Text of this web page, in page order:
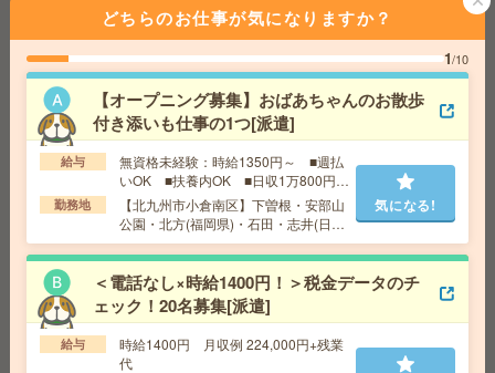
《単発1日OK！日払い可》＊チラシのモクモクシール貼
り[派遣]
給 与 時給1,500円～1,875円
交通費 ■ 交通費規定内支給 ※派遣先による
勤務地
【福岡市中央区】天神駅・西鉄福岡駅・薬院
駅・天神南駅・唐人町駅など勤務地多数！
気になる!
給与即払いOK！高時給！土日休み！日勤のお仕事！製品
出荷梱包[派遣]
給 与 時給1450円
交通費 交通費支給有り
勤務地 行橋駅～車8分 ※車通勤・バイク通勤OK
どちらのお仕事が気になりますか？
1/10
【オープニング募集】おばあちゃんのお散歩
付き添いも仕事の1つ[派遣]
給与
無資格未経験：時給1350円～ ■週払
いOK ■扶養内OK ■日収1万800円以
上
勤務地
【北九州市小倉南区】下曽根・安部山
公園・北方(福岡県)・石田・志井(日田
彦山線)など勤務地多数！
気になる!
＜電話なし×時給1400円！＞税金データのチ
ェック！20名募集[派遣]
給与
時給1400円 月収例 224,000円+残業
代